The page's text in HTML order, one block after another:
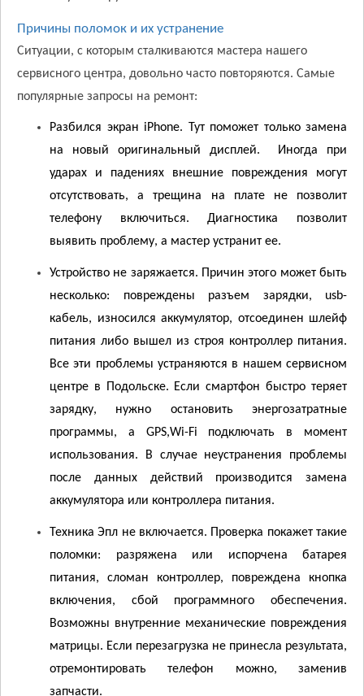
Причины поломок и их устранение
Ситуации, с которым сталкиваются мастера нашего
сервисного центра, довольно часто повторяются. Самые
популярные запросы на ремонт:
Разбился экран iPhone. Тут поможет только замена
на новый оригинальный дисплей. Иногда при
ударах и падениях внешние повреждения могут
отсутствовать, а трещина на плате не позволит
телефону включиться. Диагностика позволит
выявить проблему, а мастер устранит ее.
Устройство не заряжается. Причин этого может быть
несколько: повреждены разъем зарядки, usb-
кабель, износился аккумулятор, отсоединен шлейф
питания либо вышел из строя контроллер питания.
Все эти проблемы устраняются в нашем сервисном
центре в Подольске. Если смартфон быстро теряет
зарядку, нужно остановить энергозатратные
программы, а GPS,Wi-Fi подключать в момент
использования. В случае неустранения проблемы
после данных действий производится замена
аккумулятора или контроллера питания.
Техника Эпл не включается. Проверка покажет такие
поломки: разряжена или испорчена батарея
питания, сломан контроллер, повреждена кнопка
включения, сбой программного обеспечения.
Возможны внутренние механические повреждения
матрицы. Если перезагрузка не принесла результата,
отремонтировать телефон можно, заменив
запчасти.